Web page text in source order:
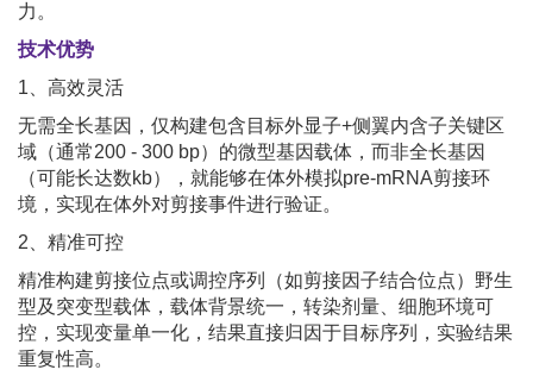
力。
技术优势
1、高效灵活
无需全长基因，仅构建包含目标外显子+侧翼内含子关键区
域（通常200 - 300 bp）的微型基因载体，而非全长基因
（可能长达数kb），就能够在体外模拟pre-mRNA剪接环
境，实现在体外对剪接事件进行验证。
2、精准可控
精准构建剪接位点或调控序列（如剪接因子结合位点）野生
型及突变型载体，载体背景统一，转染剂量、细胞环境可
控，实现变量单一化，结果直接归因于目标序列，实验结果
重复性高。